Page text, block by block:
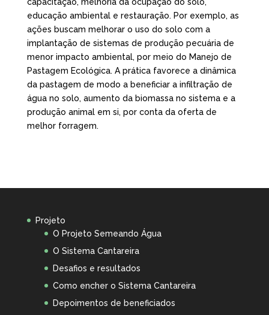
educação ambiental e restauração. Por exemplo, as
ações buscam melhorar o uso do solo com a
implantação de sistemas de produção pecuária de
menor impacto ambiental, por meio do Manejo de
Pastagem Ecológica. A prática favorece a dinâmica
da pastagem de modo a beneficiar a infiltração de
água no solo, aumento da biomassa no sistema e a
produção animal em si, por conta da oferta de
melhor forragem.
Projeto
O Projeto Semeando Água
O Sistema Cantareira
Desafios e resultados
Como encher o Sistema Cantareira
Depoimentos de beneficiados